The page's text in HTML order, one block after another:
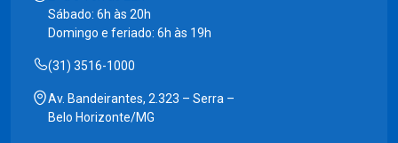
Sábado: 6h às 20h
Domingo e feriado: 6h às 19h
(31) 3516-1000
Av. Bandeirantes, 2.323 – Serra –
Belo Horizonte/MG